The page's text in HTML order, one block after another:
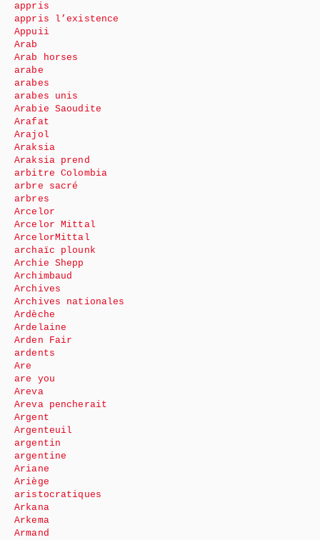
appris
appris l’existence
Appuii
Arab
Arab horses
arabe
arabes
arabes unis
Arabie Saoudite
Arafat
Arajol
Araksia
Araksia prend
arbitre Colombia
arbre sacré
arbres
Arcelor
Arcelor Mittal
ArcelorMittal
archaïc plounk
Archie Shepp
Archimbaud
Archives
Archives nationales
Ardèche
Ardelaine
Arden Fair
ardents
Are
are you
Areva
Areva pencherait
Argent
Argenteuil
argentin
argentine
Ariane
Ariège
aristocratiques
Arkana
Arkema
Armand